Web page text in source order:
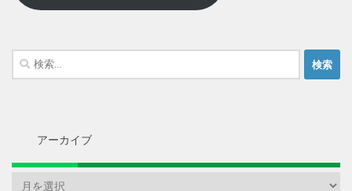
検
索:
アーカイブ